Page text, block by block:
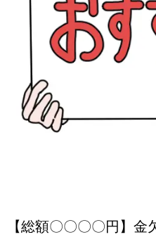
【総額〇〇〇〇円】